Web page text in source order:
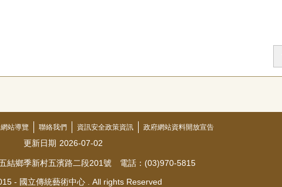
網站導覽 聯絡我們 資訊安全政策資訊 政府網站資料開放宣告
更新日期 2026-07-02
結鄉季新村五濱路二段201號 電話：(03)970-5815
- 國立傳統藝術中心 . All rights Reserved